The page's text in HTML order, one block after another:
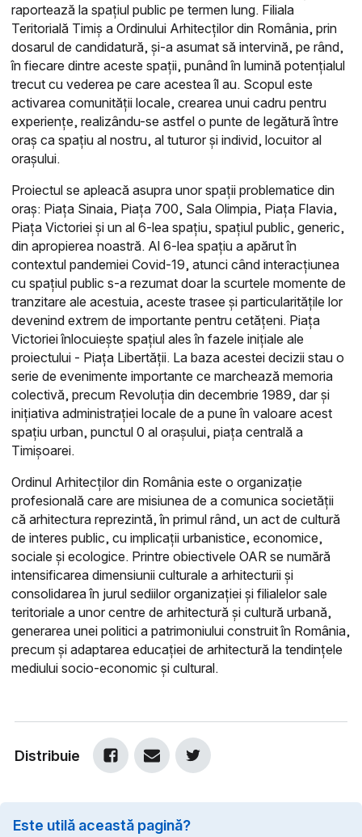
raportează la spațiul public pe termen lung. Filiala
Teritorială Timiș a Ordinului Arhitecților din România, prin
dosarul de candidatură, și-a asumat să intervină, pe rând,
în fiecare dintre aceste spații, punând în lumină potențialul
trecut cu vederea pe care acestea îl au. Scopul este
activarea comunității locale, crearea unui cadru pentru
experiențe, realizându-se astfel o punte de legătură între
oraș ca spațiu al nostru, al tuturor și individ, locuitor al
orașului.
Proiectul se apleacă asupra unor spații problematice din
oraș: Piața Sinaia, Piața 700, Sala Olimpia, Piața Flavia,
Piața Victoriei și un al 6-lea spațiu, spațiul public, generic,
din apropierea noastră. Al 6-lea spațiu a apărut în
contextul pandemiei Covid-19, atunci când interacțiunea
cu spațiul public s-a rezumat doar la scurtele momente de
tranzitare ale acestuia, aceste trasee și particularitățile lor
devenind extrem de importante pentru cetățeni. Piața
Victoriei înlocuiește spațiul ales în fazele inițiale ale
proiectului - Piața Libertății. La baza acestei decizii stau o
serie de evenimente importante ce marchează memoria
colectivă, precum Revoluția din decembrie 1989, dar și
inițiativa administrației locale de a pune în valoare acest
spațiu urban, punctul 0 al orașului, piața centrală a
Timișoarei.
Ordinul Arhitecților din România este o organizație
profesională care are misiunea de a comunica societății
că arhitectura reprezintă, în primul rând, un act de cultură
de interes public, cu implicații urbanistice, economice,
sociale și ecologice. Printre obiectivele OAR se numără
intensificarea dimensiunii culturale a arhitecturii și
consolidarea în jurul sediilor organizației și filialelor sale
teritoriale a unor centre de arhitectură și cultură urbană,
generarea unei politici a patrimoniului construit în România,
precum și adaptarea educației de arhitectură la tendințele
mediului socio-economic și cultural.
Distribuie
Este utilă această pagină?